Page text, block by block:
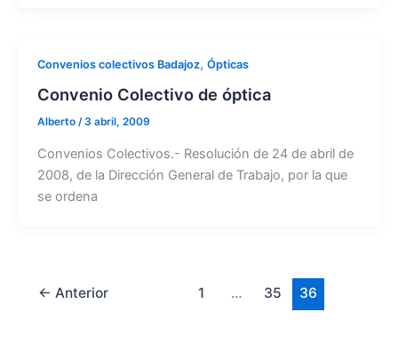
Convenios colectivos Badajoz, Ópticas
Convenio Colectivo de óptica
Alberto /3 abril, 2009
Convenios Colectivos.- Resolución de 24 de abril de
2008, de la Dirección General de Trabajo, por la que
se ordena
← Anterior 1 … 35 36